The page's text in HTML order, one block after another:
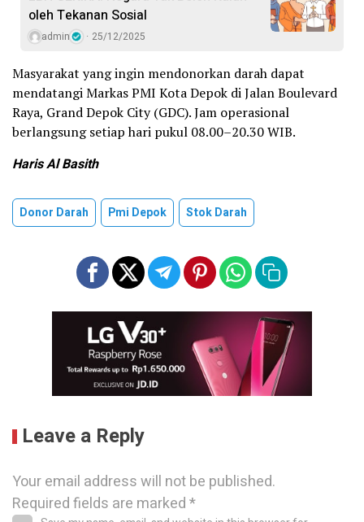
oleh Tekanan Sosial
admin 25/12/2025
Masyarakat yang ingin mendonorkan darah dapat
mendatangi Markas PMI Kota Depok di Jalan Boulevard
Raya, Grand Depok City (GDC). Jam operasional
berlangsung setiap hari pukul 08.00–20.30 WIB.
Haris Al Basith
Donor Darah Pmi Depok Stok Darah
Leave a Reply
Your email address will not be published.
Required fields are marked*